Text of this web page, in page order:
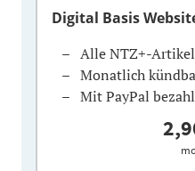
Digital Basis
Alle NTZ+-
Monatlich
Mit PayPal